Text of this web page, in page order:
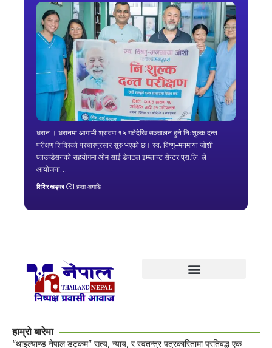
धरान । धरानमा आगामी श्रावण १५ गतेदेखि सञ्चालन हुने निःशुल्क दन्त
परीक्षण शिविरको प्रचारप्रसार सुरु भएको छ। स्व. विष्णु–मनमाया जोशी
फाउन्डेसनको सहयोगमा ओम साई डेनटल इम्प्लान्ट सेन्टर प्रा.लि. ले
आयोजना…
शिशिर खड्का 1 हप्ता अगाडि
हाम्रो बारेमा
“थाइल्याण्ड नेपाल डट्कम” सत्य, न्याय, र स्वतन्त्र पत्रकारितामा प्रतिबद्ध एक